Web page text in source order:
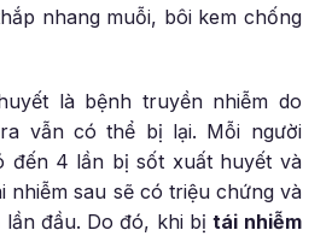
nhang muỗi, bôi kem chống
là bệnh truyền nhiễm do
vẫn có thể bị lại. Mỗi người
đến 4 lần bị sốt xuất huyết và
nhiễm sau sẽ có triệu chứng và
lần đầu. Do đó, khi bịtái nhiễm